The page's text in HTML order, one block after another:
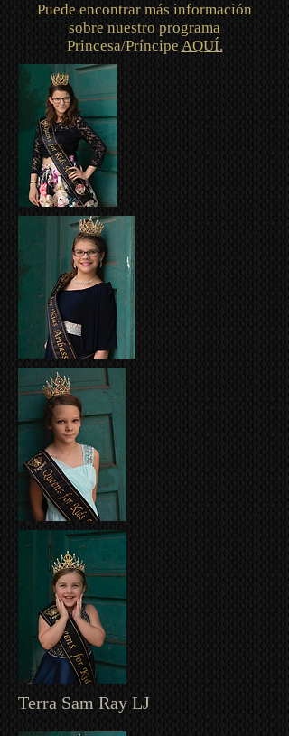
Puede encontrar más información
sobre nuestro programa
Princesa/Príncipe AQUÍ.
Terra Sam Ray LJ